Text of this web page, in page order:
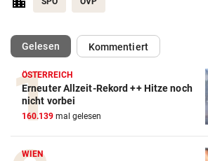
Gelesen(ausgewählt)Kommentiert
ÖSTERREICH
Erneuter Allzeit-Rekord ++ Hitze noch
nicht vorbei
160.139 mal gelesen
WIEN